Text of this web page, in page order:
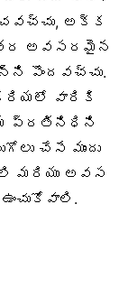
అక్క
అవసరమైన
పొందవచ్చు.
వారికి
ప్రతినిధిని
చేసే ముందు
మరియు అవస